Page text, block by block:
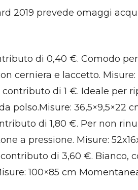
2019 prevede omaggi
di 0,40 €. Comodo
cerniera e laccetto.
contributo di 1 €. Ideale
polso.Misure: 36,5×9,5×22
di 1,80 €. Per non
a pressione. Misure:
contributo di 3,60 €.
100×85 cm